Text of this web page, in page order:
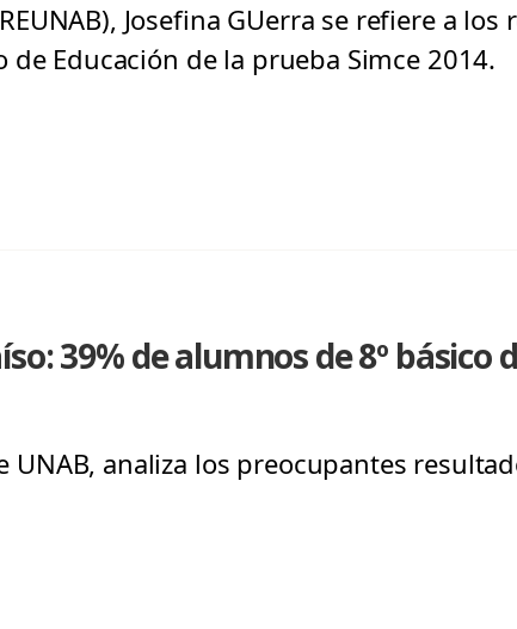
Josefina GUerra se refiere a los
Educación de la prueba Simce 2014.
39% de alumnos de 8º básico
UNAB, analiza los preocupantes